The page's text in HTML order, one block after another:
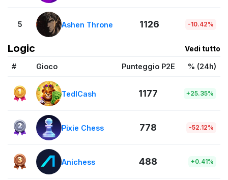
5 Ashen Throne 1126 -10.42%
Logic Vedi tutto
# Gioco Punteggio P2E % (24h)
TedlCash 1177 +25.35%
Pixie Chess 778 -52.12%
Anichess 488 +0.41%